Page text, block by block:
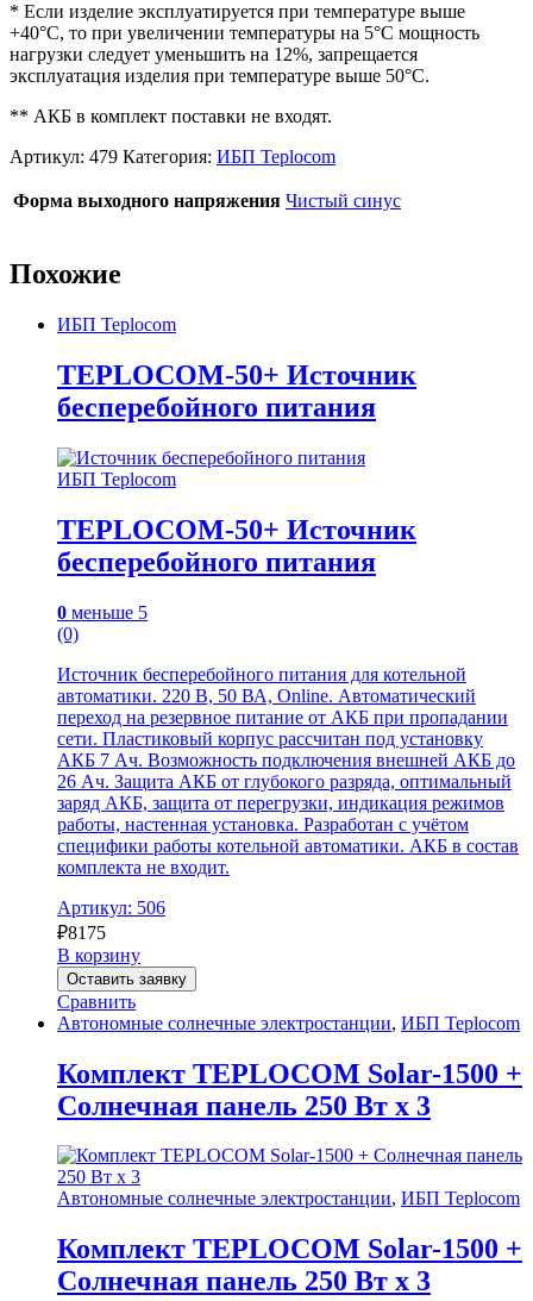
* Если изделие эксплуатируется при температуре выше
+40°С, то при увеличении температуры на 5°С мощность
нагрузки следует уменьшить на 12%, запрещается
эксплуатация изделия при температуре выше 50°С.
** АКБ в комплект поставки не входят.
Артикул: 479 Категория: ИБП Teplocom
Форма выходного напряжения Чистый синус
Похожие
ИБП Teplocom
TEPLOCOM-50+ Источник
бесперебойного питания
ИБП Teplocom
TEPLOCOM-50+ Источник
бесперебойного питания
0 меньше 5
(0)
Источник бесперебойного питания для котельной
автоматики. 220 В, 50 ВА, Online. Автоматический
переход на резервное питание от АКБ при пропадании
сети. Пластиковый корпус рассчитан под установку
АКБ 7 Ач. Возможность подключения внешней АКБ до
26 Ач. Защита АКБ от глубокого разряда, оптимальный
заряд АКБ, защита от перегрузки, индикация режимов
работы, настенная установка. Разработан с учётом
специфики работы котельной автоматики. АКБ в состав
комплекта не входит.
Артикул: 506
₽8175
В корзину
Оставить заявку
Сравнить
Автономные солнечные электростанции, ИБП Teplocom
Комплект TEPLOCOM Solar-1500 +
Солнечная панель 250 Вт х 3
Автономные солнечные электростанции, ИБП Teplocom
Комплект TEPLOCOM Solar-1500 +
Солнечная панель 250 Вт х 3